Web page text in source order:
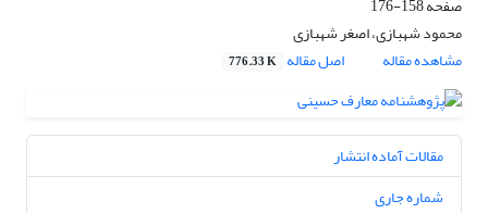
صفحه158-176
محمود شهبازی، اصغر شهبازی
مشاهده مقاله
اصل مقاله 776.33 K
مقالات آماده انتشار
شماره جاری